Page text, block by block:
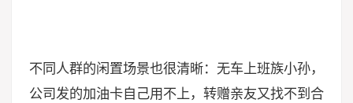
不同人群的闲置场景也很清晰：无车上班族小孙，
公司发的加油卡自己用不上，转赠亲友又找不到合